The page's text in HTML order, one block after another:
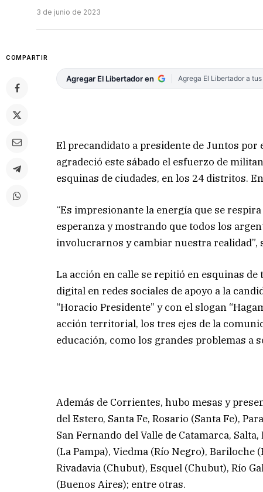
3 de junio de 2023
COMPARTIR
Agregar El Libertador en Agrega El Libertador a
El precandidato a presidente de Juntos por
agradeció este sábado el esfuerzo de
esquinas de ciudades, en los 24 distritos.
“Es impresionante la energía que se
esperanza y mostrando que todos los
involucrarnos y cambiar nuestra realidad”,
La acción en calle se repitió en esquinas
digital en redes sociales de apoyo a la
“Horacio Presidente” y con el slogan
acción territorial, los tres ejes de la
educación, como los grandes problemas a
Además de Corrientes, hubo mesas y
del Estero, Santa Fe, Rosario (Santa Fe),
San Fernando del Valle de Catamarca,
(La Pampa), Viedma (Río Negro), Bariloche
Rivadavia (Chubut), Esquel (Chubut), Río
(Buenos Aires); entre otras.